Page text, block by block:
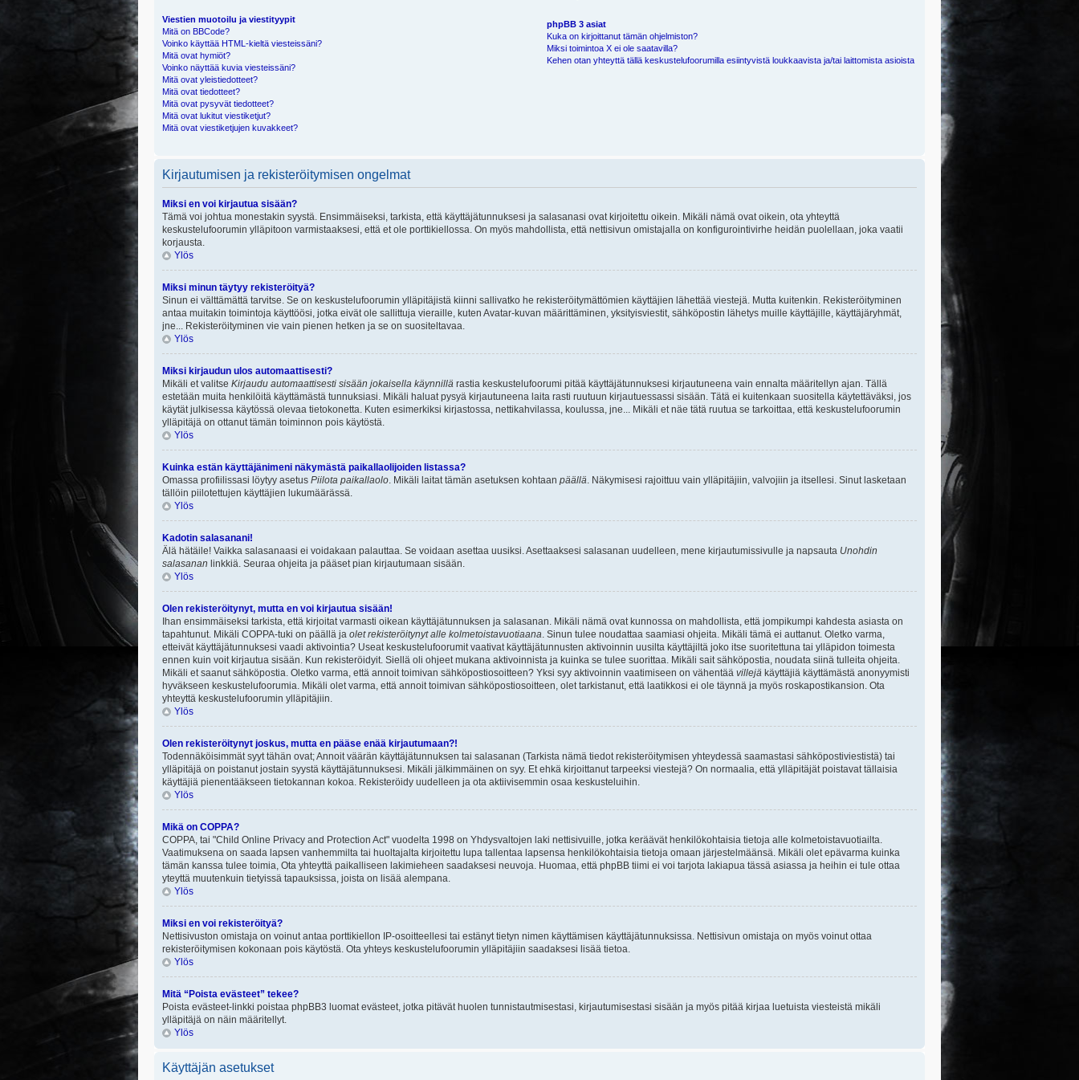
Viestien muotoilu ja viestityypit
Mitä on BBCode?
Voinko käyttää HTML-kieltä viesteissäni?
Mitä ovat hymiöt?
Voinko näyttää kuvia viesteissäni?
Mitä ovat yleistiedotteet?
Mitä ovat tiedotteet?
Mitä ovat pysyvät tiedotteet?
Mitä ovat lukitut viestiketjut?
Mitä ovat viestiketjujen kuvakkeet?
phpBB 3 asiat
Kuka on kirjoittanut tämän ohjelmiston?
Miksi toimintoa X ei ole saatavilla?
Kehen otan yhteyttä tällä keskustelufoorumilla esiintyvistä loukkaavista ja/tai laittomista asioista
Kirjautumisen ja rekisteröitymisen ongelmat
Miksi en voi kirjautua sisään?
Tämä voi johtua monestakin syystä. Ensimmäiseksi, tarkista, että käyttäjätunnuksesi ja salasanasi ovat kirjoitettu oikein. Mikäli nämä ovat oikein, ota yhteyttä
keskustelufoorumin ylläpitoon varmistaaksesi, että et ole porttikiellossa. On myös mahdollista, että nettisivun omistajalla on konfigurointivirhe heidän puolellaan, joka vaatii
korjausta.
Ylös
Miksi minun täytyy rekisteröityä?
Sinun ei välttämättä tarvitse. Se on keskustelufoorumin ylläpitäjistä kiinni sallivatko he rekisteröitymättömien käyttäjien lähettää viestejä. Mutta kuitenkin. Rekisteröityminen
antaa muitakin toimintoja käyttöösi, jotka eivät ole sallittuja vieraille, kuten Avatar-kuvan määrittäminen, yksityisviestit, sähköpostin lähetys muille käyttäjille, käyttäjäryhmät,
jne... Rekisteröityminen vie vain pienen hetken ja se on suositeltavaa.
Ylös
Miksi kirjaudun ulos automaattisesti?
Mikäli et valitse Kirjaudu automaattisesti sisään jokaisella käynnillä rastia keskustelufoorumi pitää käyttäjätunnuksesi kirjautuneena vain ennalta määritellyn ajan. Tällä
estetään muita henkilöitä käyttämästä tunnuksiasi. Mikäli haluat pysyä kirjautuneena laita rasti ruutuun kirjautuessassi sisään. Tätä ei kuitenkaan suositella käytettäväksi, jos
käytät julkisessa käytössä olevaa tietokonetta. Kuten esimerkiksi kirjastossa, nettikahvilassa, koulussa, jne... Mikäli et näe tätä ruutua se tarkoittaa, että keskustelufoorumin
ylläpitäjä on ottanut tämän toiminnon pois käytöstä.
Ylös
Kuinka estän käyttäjänimeni näkymästä paikallaolijoiden listassa?
Omassa profiilissasi löytyy asetus Piilota paikallaolo. Mikäli laitat tämän asetuksen kohtaan päällä. Näkymisesi rajoittuu vain ylläpitäjiin, valvojiin ja itsellesi. Sinut lasketaan
tällöin piilotettujen käyttäjien lukumäärässä.
Ylös
Kadotin salasanani!
Älä hätäile! Vaikka salasanaasi ei voidakaan palauttaa. Se voidaan asettaa uusiksi. Asettaaksesi salasanan uudelleen, mene kirjautumissivulle ja napsauta Unohdin
salasanan linkkiä. Seuraa ohjeita ja pääset pian kirjautumaan sisään.
Ylös
Olen rekisteröitynyt, mutta en voi kirjautua sisään!
Ihan ensimmäiseksi tarkista, että kirjoitat varmasti oikean käyttäjätunnuksen ja salasanan. Mikäli nämä ovat kunnossa on mahdollista, että jompikumpi kahdesta asiasta on
tapahtunut. Mikäli COPPA-tuki on päällä ja olet rekisteröitynyt alle kolmetoistavuotiaana. Sinun tulee noudattaa saamiasi ohjeita. Mikäli tämä ei auttanut. Oletko varma,
etteivät käyttäjätunnuksesi vaadi aktivointia? Useat keskustelufoorumit vaativat käyttäjätunnusten aktivoinnin uusilta käyttäjiltä joko itse suoritettuna tai ylläpidon toimesta
ennen kuin voit kirjautua sisään. Kun rekisteröidyit. Siellä oli ohjeet mukana aktivoinnista ja kuinka se tulee suorittaa. Mikäli sait sähköpostia, noudata siinä tulleita ohjeita.
Mikäli et saanut sähköpostia. Oletko varma, että annoit toimivan sähköpostiosoitteen? Yksi syy aktivoinnin vaatimiseen on vähentää villejä käyttäjiä käyttämästä anonyymisti
hyväkseen keskustelufoorumia. Mikäli olet varma, että annoit toimivan sähköpostiosoitteen, olet tarkistanut, että laatikkosi ei ole täynnä ja myös roskapostikansion. Ota
yhteyttä keskustelufoorumin ylläpitäjiin.
Ylös
Olen rekisteröitynyt joskus, mutta en pääse enää kirjautumaan?!
Todennäköisimmät syyt tähän ovat; Annoit väärän käyttäjätunnuksen tai salasanan (Tarkista nämä tiedot rekisteröitymisen yhteydessä saamastasi sähköpostiviestistä) tai
ylläpitäjä on poistanut jostain syystä käyttäjätunnuksesi. Mikäli jälkimmäinen on syy. Et ehkä kirjoittanut tarpeeksi viestejä? On normaalia, että ylläpitäjät poistavat tällaisia
käyttäjiä pienentääkseen tietokannan kokoa. Rekisteröidy uudelleen ja ota aktiivisemmin osaa keskusteluihin.
Ylös
Mikä on COPPA?
COPPA, tai "Child Online Privacy and Protection Act" vuodelta 1998 on Yhdysvaltojen laki nettisivuille, jotka keräävät henkilökohtaisia tietoja alle kolmetoistavuotiailta.
Vaatimuksena on saada lapsen vanhemmilta tai huoltajalta kirjoitettu lupa tallentaa lapsensa henkilökohtaisia tietoja omaan järjestelmäänsä. Mikäli olet epävarma kuinka
tämän kanssa tulee toimia, Ota yhteyttä paikalliseen lakimieheen saadaksesi neuvoja. Huomaa, että phpBB tiimi ei voi tarjota lakiapua tässä asiassa ja heihin ei tule ottaa
yteyttä muutenkuin tietyissä tapauksissa, joista on lisää alempana.
Ylös
Miksi en voi rekisteröityä?
Nettisivuston omistaja on voinut antaa porttikiellon IP-osoitteellesi tai estänyt tietyn nimen käyttämisen käyttäjätunnuksissa. Nettisivun omistaja on myös voinut ottaa
rekisteröitymisen kokonaan pois käytöstä. Ota yhteys keskustelufoorumin ylläpitäjiin saadaksesi lisää tietoa.
Ylös
Mitä “Poista evästeet” tekee?
Poista evästeet-linkki poistaa phpBB3 luomat evästeet, jotka pitävät huolen tunnistautmisestasi, kirjautumisestasi sisään ja myös pitää kirjaa luetuista viesteistä mikäli
ylläpitäjä on näin määritellyt.
Ylös
Käyttäjän asetukset